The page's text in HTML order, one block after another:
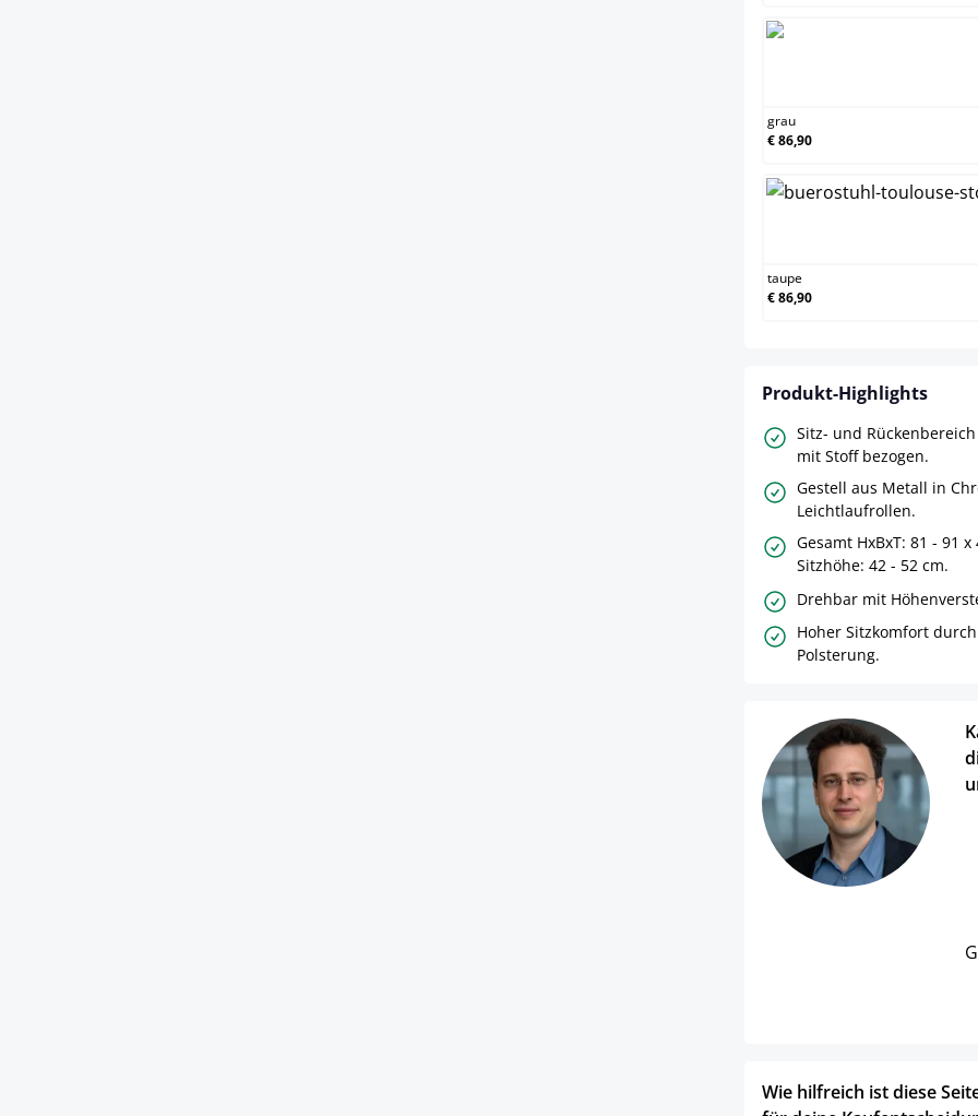
grau
€ 86,90
taupe
€ 86,90
Produkt-Highlights
Sitz- und
mit Stoff bezogen.
Gestell aus Metall in
Leichtlaufrollen.
Gesamt HxBxT: 81 - 91 x
Sitzhöhe: 42 - 52 cm.
Drehbar mit
Hoher Sitzkomfort
Polsterung.
Wie hilfreich ist diese